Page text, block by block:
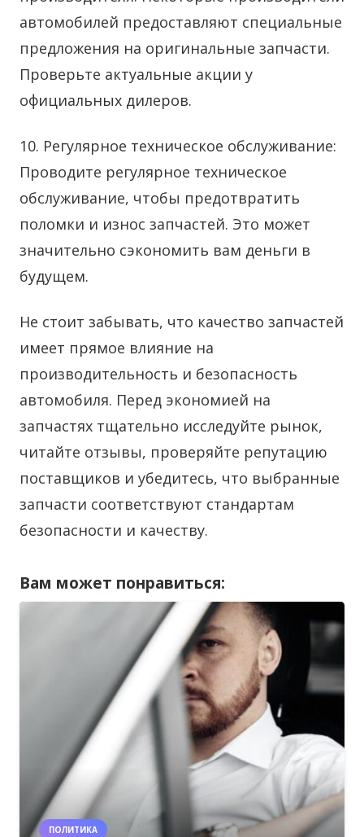
автомобилей предоставляют специальные
предложения на оригинальные запчасти.
Проверьте актуальные акции у
официальных дилеров.
10. Регулярное техническое обслуживание:
Проводите регулярное техническое
обслуживание, чтобы предотвратить
поломки и износ запчастей. Это может
значительно сэкономить вам деньги в
будущем.
Не стоит забывать, что качество запчастей
имеет прямое влияние на
производительность и безопасность
автомобиля. Перед экономией на
запчастях тщательно исследуйте рынок,
читайте отзывы, проверяйте репутацию
поставщиков и убедитесь, что выбранные
запчасти соответствуют стандартам
безопасности и качеству.
Вам может понравиться:
ПОЛИТИКА